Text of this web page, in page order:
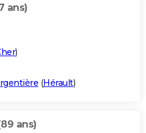
ans)
)
(Hérault)
ans)